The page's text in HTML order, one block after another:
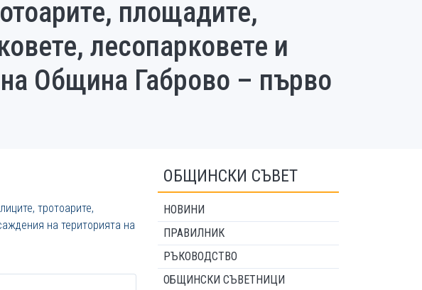
площадите,
лесопарковете и
Община Габрово – първо
тротоарите,
на територията на
ОБЩИНСКИ СЪВЕТ
НОВИНИ
ПРАВИЛНИК
РЪКОВОДСТВО
ОБЩИНСКИ СЪВЕТНИЦИ